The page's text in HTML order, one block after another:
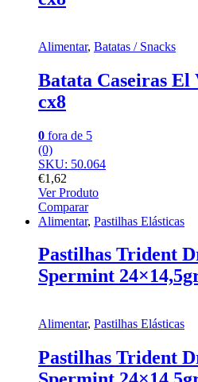
Alimentar, Batatas / Snacks
Batata Caseiras El
cx8
0 fora de 5
(0)
SKU: 50.064
€1,62
Ver Produto
Comparar
Alimentar, Pastilhas Elásticas
Pastilhas Trident
Spermint
Alimentar, Pastilhas Elásticas
Pastilhas Trident